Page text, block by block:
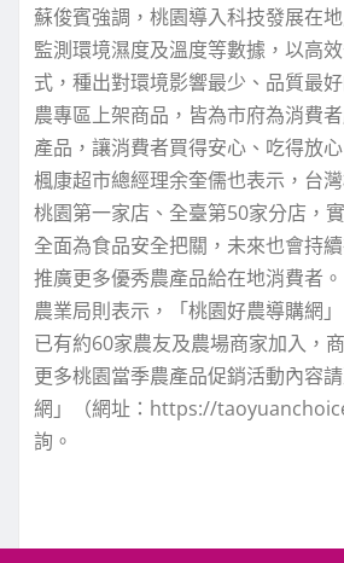
蘇俊賓強調，桃園導入科技發展在
監測環境濕度及溫度等數據，以高
式，種出對環境影響最少、品質最
農專區上架商品，皆為市府為消費
產品，讓消費者買得安心、吃得放心
楓康超市總經理余奎儒也表示，台
桃園第一家店、全臺第50家分店，
全面為食品安全把關，未來也會持
推廣更多優秀農產品給在地消費者。
農業局則表示，「桃園好農導購網
已有約60家農友及農場商家加入，
更多桃園當季農產品促銷活動內容
網」（網址：https://
詢。